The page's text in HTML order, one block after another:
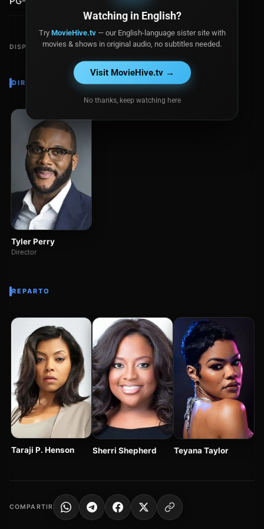
DISPONIBLE EN
DIRECTOR
Tyler Perry
Director
REPARTO
Taraji P. Henson Sherri Shepherd Teyana Taylor
COMPARTIR
Watching in English?
Try MovieHive.tv— our English-language sister site with
movies & shows in original audio, no subtitles needed.
Visit MovieHive.tv →
No thanks, keep watching here